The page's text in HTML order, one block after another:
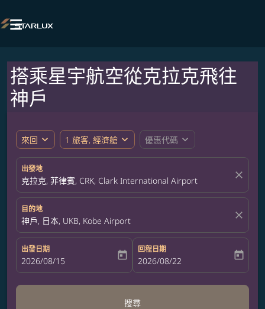

搭乘星宇航空從克拉克飛往
神戶
來回 expand_more 1 旅客, 經濟艙 expand_more 優惠代碼 expand_more
出發地
克拉克, 菲律賓, CRK, Clark International Airport close
目的地
神戶, 日本, UKB, Kobe Airport close
出發日期
fc-booking-departure-date-aria-label
2026/08/15 today
回程日期
fc-booking-return-date-aria-label
2026/08/22 today
搜尋